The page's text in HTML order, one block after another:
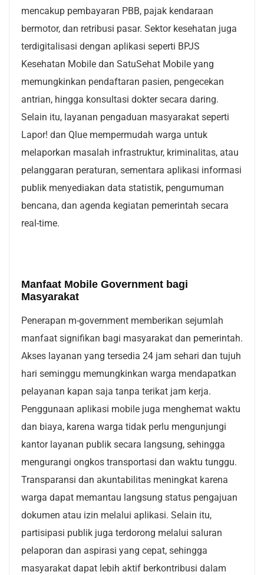
mencakup pembayaran PBB, pajak kendaraan
bermotor, dan retribusi pasar. Sektor kesehatan juga
terdigitalisasi dengan aplikasi seperti BPJS
Kesehatan Mobile dan SatuSehat Mobile yang
memungkinkan pendaftaran pasien, pengecekan
antrian, hingga konsultasi dokter secara daring.
Selain itu, layanan pengaduan masyarakat seperti
Lapor! dan Qlue mempermudah warga untuk
melaporkan masalah infrastruktur, kriminalitas, atau
pelanggaran peraturan, sementara aplikasi informasi
publik menyediakan data statistik, pengumuman
bencana, dan agenda kegiatan pemerintah secara
real-time.
Manfaat Mobile Government bagi
Masyarakat
Penerapan m-government memberikan sejumlah
manfaat signifikan bagi masyarakat dan pemerintah.
Akses layanan yang tersedia 24 jam sehari dan tujuh
hari seminggu memungkinkan warga mendapatkan
pelayanan kapan saja tanpa terikat jam kerja.
Penggunaan aplikasi mobile juga menghemat waktu
dan biaya, karena warga tidak perlu mengunjungi
kantor layanan publik secara langsung, sehingga
mengurangi ongkos transportasi dan waktu tunggu.
Transparansi dan akuntabilitas meningkat karena
warga dapat memantau langsung status pengajuan
dokumen atau izin melalui aplikasi. Selain itu,
partisipasi publik juga terdorong melalui saluran
pelaporan dan aspirasi yang cepat, sehingga
masyarakat dapat lebih aktif berkontribusi dalam